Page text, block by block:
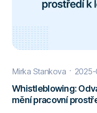
Mirka Stankova
Whistleblowing:
mění pracovní